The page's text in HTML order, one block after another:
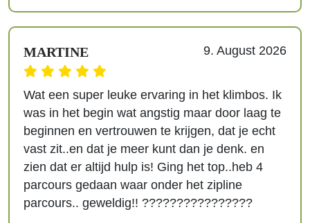
MARTINE 9. August 2026
Wat een super leuke ervaring in het klimbos. Ik
was in het begin wat angstig maar door laag te
beginnen en vertrouwen te krijgen, dat je echt
vast zit..en dat je meer kunt dan je denk. en
zien dat er altijd hulp is! Ging het top..heb 4
parcours gedaan waar onder het zipline
parcours.. geweldig!! ????????????????